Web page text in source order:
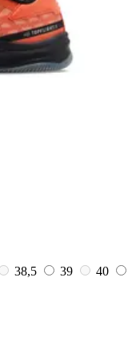
38,5 39
40